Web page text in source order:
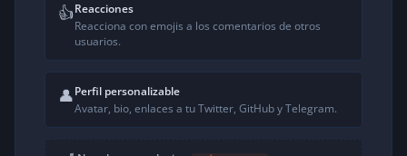
👍Reacciones
Reacciona con emojis a los comentarios de otros
usuarios.
👤Perfil personalizable
Avatar, bio, enlaces a tu Twitter, GitHub y Telegram.